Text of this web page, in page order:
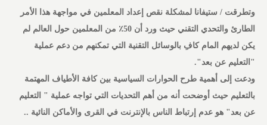
وتطرقت / ستيفانا لمشكلة نقص إعداد المعلمين في مواجهة هذا الأمر
الطارئ والتحدي التقني حيث ورد أن 50٪ من المعلمين حول العالم لم
يكن لديهم المام كافِ بالوسائل التقنية التي تمكنهم من دعم عملية
"التعليم عن بعد".
ودعت إلى أهمية طرح الحوارات السياسية بين كافة الأطياف المهتمة
بالتعليم حيث أوضحت أنه من أهم التحديات التي تواجه عملية " التعليم
عن بعد" هو عدم إرتباط الناس بالإنترنت في القرى والأماكن النائية ..